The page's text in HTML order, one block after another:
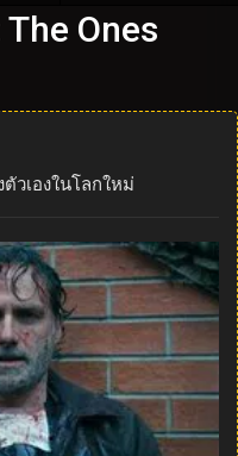
Ones
วเองในโลกใหม่